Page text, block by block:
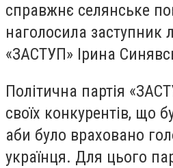
справжнє селянське
наголосила заступник
«ЗАСТУП» Ірина
Політична партія
своїх конкурентів, що
аби було враховано
українця. Для цього